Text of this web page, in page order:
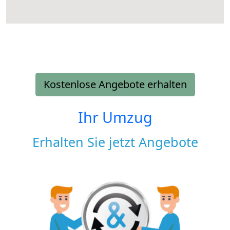
Kostenlose Angebote erhalten
Ihr Umzug
Erhalten Sie jetzt Angebote